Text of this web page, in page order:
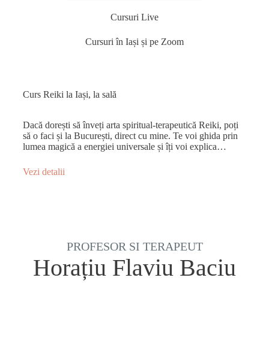
Cursuri Live
Cursuri în Iași și pe Zoom
Curs Reiki la Iași, la sală
Dacă dorești să înveți arta spiritual-terapeutică Reiki, poți
să o faci și la București, direct cu mine. Te voi ghida prin
lumea magică a energiei universale și îți voi explica…
Vezi detalii
PROFESOR SI TERAPEUT
Horațiu Flaviu Baciu